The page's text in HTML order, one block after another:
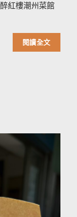
紅樓潮州菜館
閱讀全文